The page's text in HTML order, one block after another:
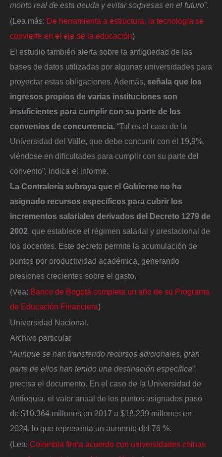
monto real de esta deuda y evitar sorpresas en el futuro”.
(Lea más: De herramienta a estructura, la tecnología se
convierte en el eje de la educación)
El estudio también alerta sobre la antigüedad de las
bases de datos utilizadas por algunas universidades para
proyectar estas obligaciones. Además, señala que los
ingresos propios de varias instituciones son
insuficientes para cumplir con su parte de los
convenios de concurrencia. “Tal es el caso de la
Universidad del Valle, que debe concurrir con el 19,9%,
viéndose en dificultades para cumplir con su parte del
convenio”, indica el informe.
La Contraloría subraya que el Gobierno no ha
asignado recursos específicos para cubrir los
incrementos salariales derivados del Decreto 1279 de
2002, que establece el régimen salarial y prestacional de
los docentes. Este decreto permite la acumulación de
puntos por productividad académica, generando
presiones crecientes sobre el gasto.
(Vea: Banco de Bogotá completa un año de su Programa
de Educación Financiera)
Universidad Nacional.
Archivo particular
“Aunque se han transferido recursos adicionales, gran
parte de ellos han tenido una destinación específica”,
precisa el documento. En el caso de la Universidad de
Antioquia, el valor anual de los puntos asignados pasó
de $10.364 millones en 2017 a $18.239 millones en
2024, lo que representa un aumento del 76 %.
(Lea: Colombia firma acuerdo con universidades chinas